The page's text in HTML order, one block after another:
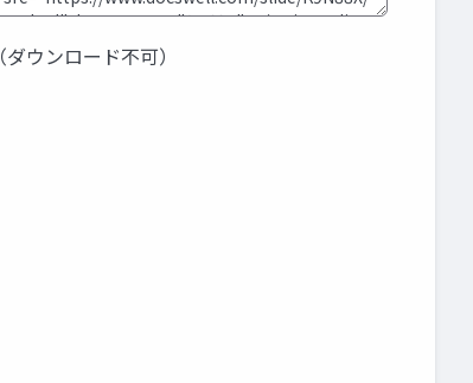
（ダウンロード不可）